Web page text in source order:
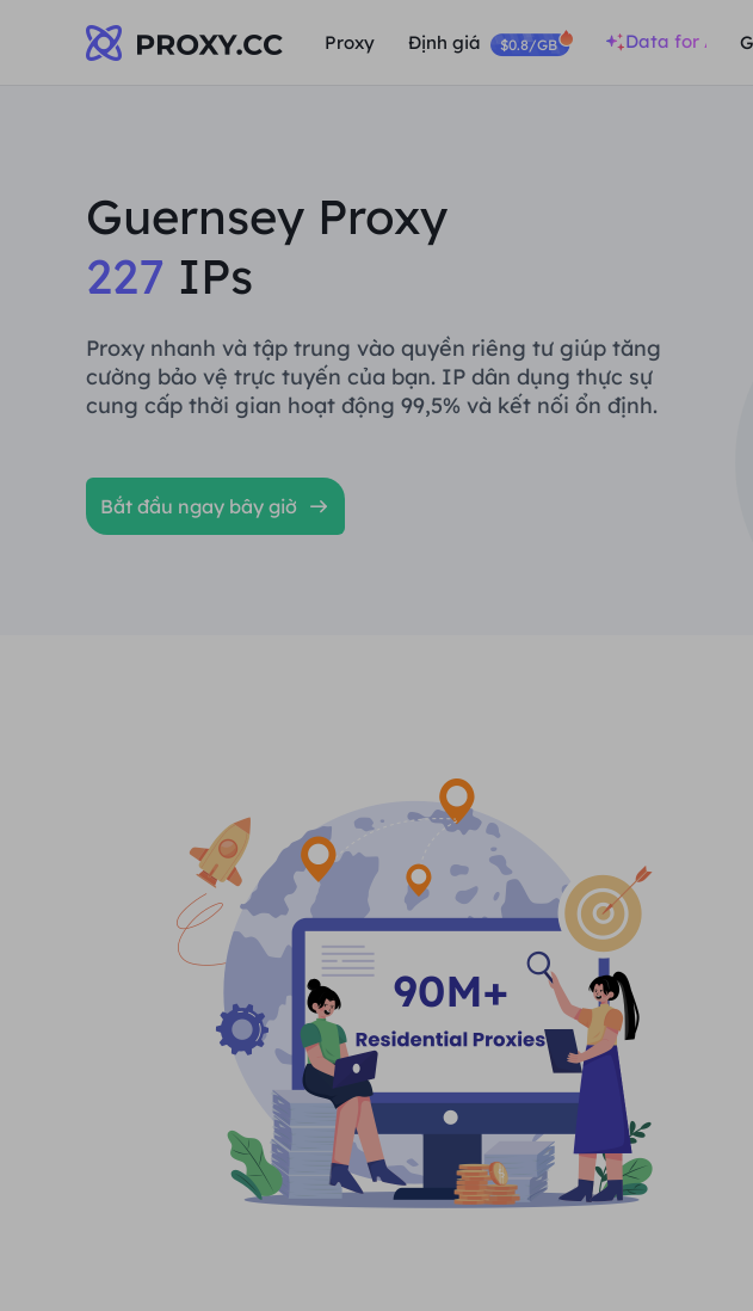
Proxy Định giá $0.8/GB Data for AI
Guernsey Proxy
227 IPs
Proxy nhanh và tập trung vào quyền riêng tư giúp tăng
cường bảo vệ trực tuyến của bạn. IP dân dụng thực sự
cung cấp thời gian hoạt động 99,5% và kết nối ổn định.
Bắt đầu ngay bây giờ